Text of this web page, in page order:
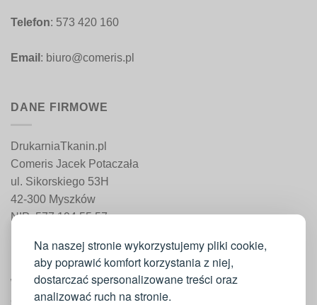
Na naszej stronie wykorzystujemy pliki cookie,
aby poprawić komfort korzystania z niej,
dostarczać spersonalizowane treści oraz
analizować ruch na stronie.
Telefon: 573 420 160
Email : biuro@comeris.pl
DANE FIRMOWE
DrukarniaTkanin.pl
Comeris Jacek Potaczała
ul. Sikorskiego 53H
42-300 Myszków
NIP: 577 194 55 57
WAŻNE INFORMACJE